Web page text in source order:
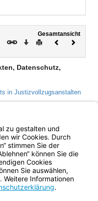
Gesamtansicht
Download
DruckenVorheriges
Datenschutz,
in Justizvollzugsanstalten
(Art. 206)